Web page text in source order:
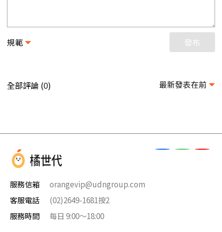
規範 發布
全部評論 (0) 最新發表在前
服務信箱
orangevip@udngroup.com
客服電話
(02)2649-1681按2
服務時間
每日 9:00～18:00